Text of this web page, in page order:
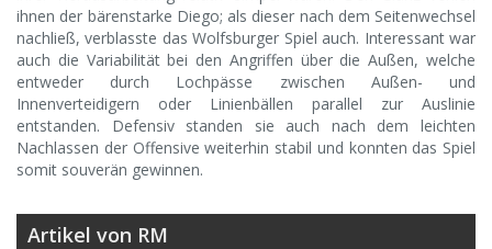
ihnen der bärenstarke Diego; als dieser nach dem Seitenwechsel
nachließ, verblasste das Wolfsburger Spiel auch. Interessant war
auch die Variabilität bei den Angriffen über die Außen, welche
entweder durch Lochpässe zwischen Außen- und
Innenverteidigern oder Linienbällen parallel zur Auslinie
entstanden. Defensiv standen sie auch nach dem leichten
Nachlassen der Offensive weiterhin stabil und konnten das Spiel
somit souverän gewinnen.
Artikel von RM